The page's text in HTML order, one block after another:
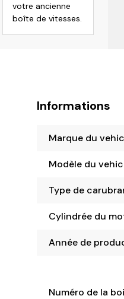
votre ancienne
boîte de vitesses.
Informations
Marque du
Modèle du
Type de
Cylindrée du
Année de
Numéro de la